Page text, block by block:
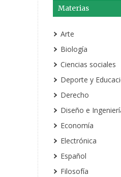
Materias
Arte
Biología
Ciencias sociales
Deporte y
Derecho
Diseño e
Economía
Electrónica
Español
Filosofía